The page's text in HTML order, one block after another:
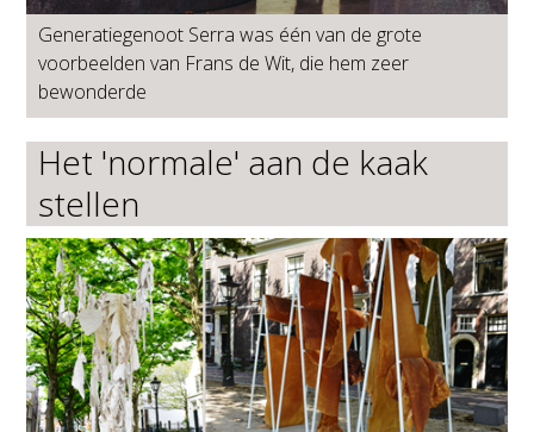
Generatiegenoot Serra was één van de grote
voorbeelden van Frans de Wit, die hem zeer
bewonderde
Het 'normale' aan de kaak
stellen